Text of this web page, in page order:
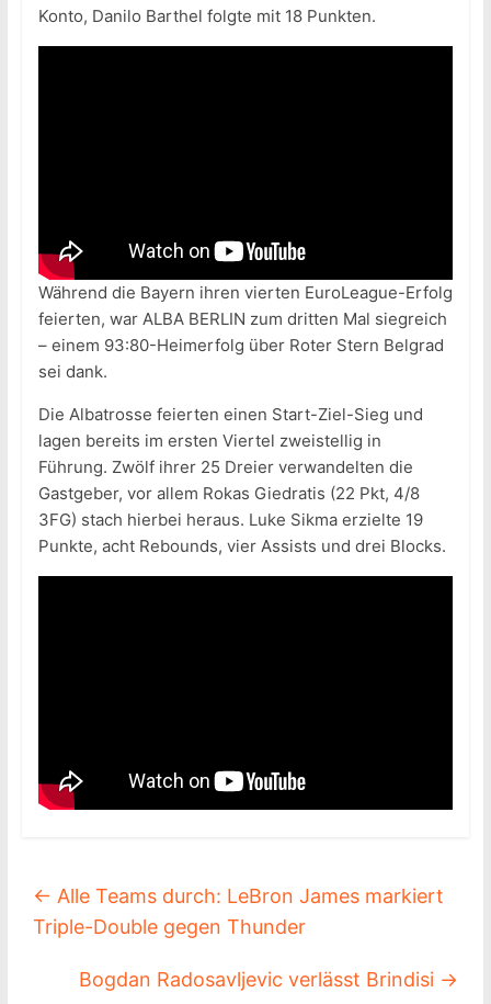
Konto, Danilo Barthel folgte mit 18 Punkten.
Während die Bayern ihren vierten EuroLeague-Erfolg
feierten, war ALBA BERLIN zum dritten Mal siegreich
– einem 93:80-Heimerfolg über Roter Stern Belgrad
sei dank.
Die Albatrosse feierten einen Start-Ziel-Sieg und
lagen bereits im ersten Viertel zweistellig in
Führung. Zwölf ihrer 25 Dreier verwandelten die
Gastgeber, vor allem Rokas Giedratis (22 Pkt, 4/8
3FG) stach hierbei heraus. Luke Sikma erzielte 19
Punkte, acht Rebounds, vier Assists und drei Blocks.
← Alle Teams durch: LeBron James markiert
Triple-Double gegen Thunder
Bogdan Radosavljevic verlässt Brindisi →